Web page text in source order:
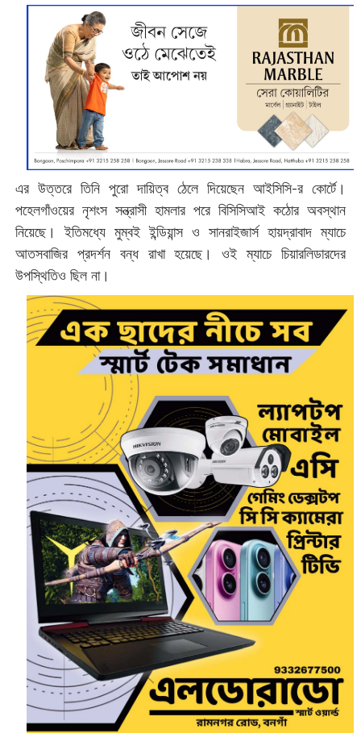
এর উত্তরে তিনি পুরো দায়িত্ব ঠেলে দিয়েছেন আইসিসি-র কোর্টে।
পহেলগাঁওয়ের নৃশংস সন্ত্রাসী হামলার পরে বিসিসিআই কঠোর অবস্থান
নিয়েছে। ইতিমধ্যে মুম্বই ইন্ডিয়ান্স ও সানরাইজার্স হায়দ্রাবাদ ম্যাচে
আতসবাজির প্রদর্শন বন্ধ রাখা হয়েছে। ওই ম্যাচে চিয়ারলিডারদের
উপস্থিতিও ছিল না।